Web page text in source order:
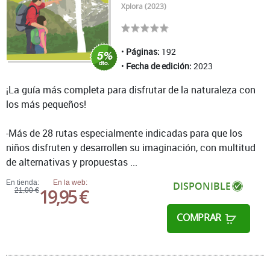
Xplora (2023)
Páginas: 192
Fecha de edición: 2023
En tienda:
21,00 €
En la web:
19,95 € DISPONIBLE
COMPRAR
¡La guía más completa para disfrutar de la naturaleza con
los más pequeños!
-Más de 28 rutas especialmente indicadas para que los
niños disfruten y desarrollen su imaginación, con multitud
de alternativas y propuestas ...